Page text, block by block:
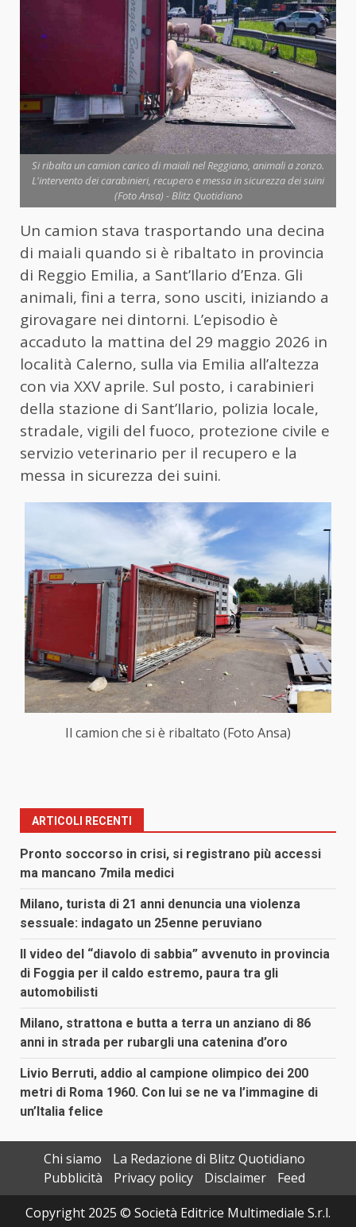
Si ribalta un camion carico di maiali nel Reggiano, animali a zonzo.
L'intervento dei carabinieri, recupero e messa in sicurezza dei suini
(Foto Ansa) - Blitz Quotidiano
Un camion stava trasportando una decina
di maiali quando si è ribaltato in provincia
di Reggio Emilia, a Sant’Ilario d’Enza. Gli
animali, fini a terra, sono usciti, iniziando a
girovagare nei dintorni. L’episodio è
accaduto la mattina del 29 maggio 2026 in
località Calerno, sulla via Emilia all’altezza
con via XXV aprile. Sul posto, i carabinieri
della stazione di Sant’Ilario, polizia locale,
stradale, vigili del fuoco, protezione civile e
servizio veterinario per il recupero e la
messa in sicurezza dei suini.
Il camion che si è ribaltato (Foto Ansa)
ARTICOLI RECENTI
Pronto soccorso in crisi, si registrano più accessi
ma mancano 7mila medici
Milano, turista di 21 anni denuncia una violenza
sessuale: indagato un 25enne peruviano
Il video del “diavolo di sabbia” avvenuto in provincia
di Foggia per il caldo estremo, paura tra gli
automobilisti
Milano, strattona e butta a terra un anziano di 86
anni in strada per rubargli una catenina d’oro
Livio Berruti, addio al campione olimpico dei 200
metri di Roma 1960. Con lui se ne va l’immagine di
un’Italia felice
Chi siamo
La Redazione di Blitz Quotidiano
Pubblicità
Privacy policy Disclaimer
Feed
Copyright 2025 © Società Editrice Multimediale S.r.l.